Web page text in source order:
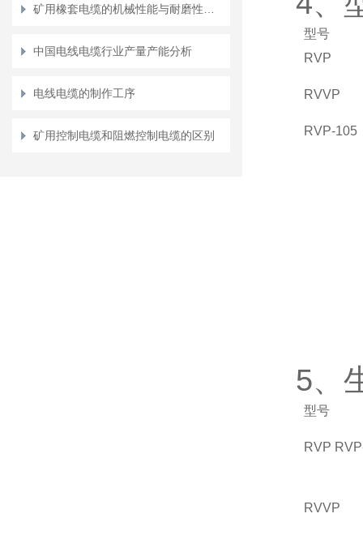
中国电线电缆行业产量产能分析
电线电缆的制作工序
矿用控制电缆和阻燃控制电缆的区别
型号
RVP
RVVP
RVP-105
5、
型号
RVP
RVVP